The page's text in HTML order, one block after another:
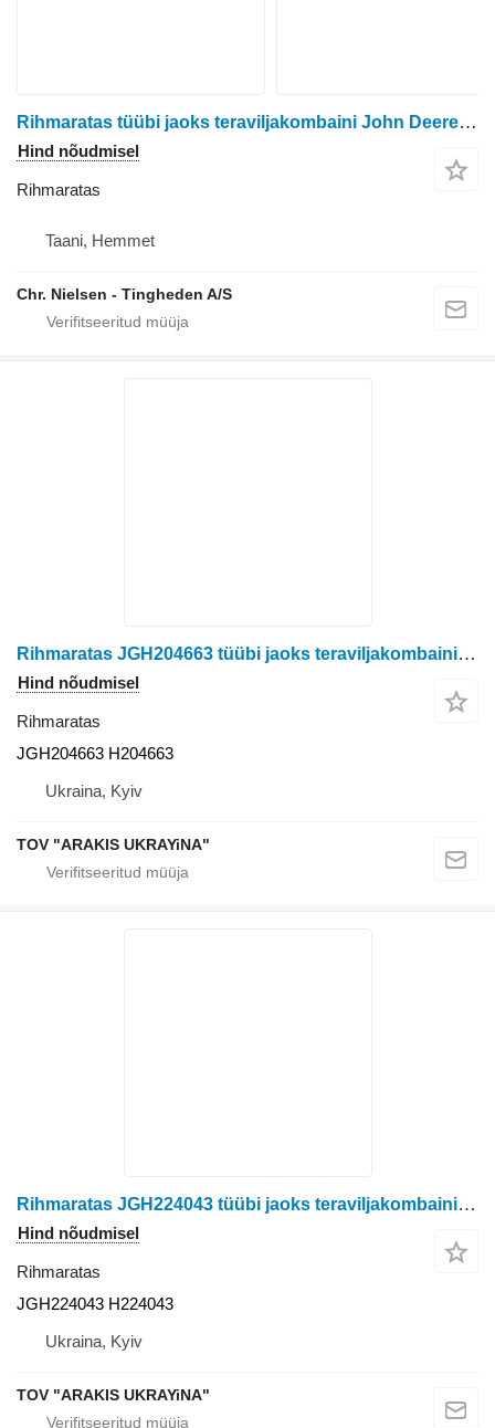
Rihmaratas tüübi jaoks teraviljakombaini John Deere 9780i
Hind nõudmisel
Rihmaratas
Taani, Hemmet
Chr. Nielsen - Tingheden A/S
Rihmaratas JGH204663 tüübi jaoks teraviljakombaini John Deere
Hind nõudmisel
Rihmaratas
JGH204663 H204663
Ukraina, Kyiv
TOV "ARAKIS UKRAYiNA"
Rihmaratas JGH224043 tüübi jaoks teraviljakombaini John Deere
Hind nõudmisel
Rihmaratas
JGH224043 H224043
Ukraina, Kyiv
TOV "ARAKIS UKRAYiNA"